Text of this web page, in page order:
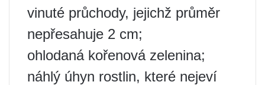
vinuté průchody, jejichž průměr
nepřesahuje 2 cm;
ohlodaná kořenová zelenina;
náhlý úhyn rostlin, které nejeví